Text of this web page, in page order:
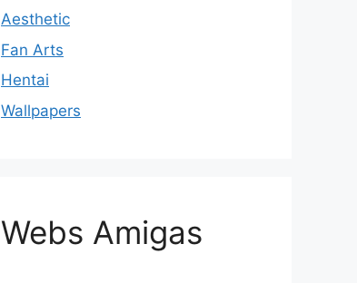
Aesthetic
Fan Arts
Hentai
Wallpapers
Webs Amigas